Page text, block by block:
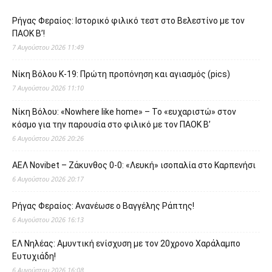
Ρήγας Φεραίος: Ιστορικό φιλικό τεστ στο Βελεστίνο με τον
ΠΑΟΚ Β’!
7 Αυγούστου 2026 11:49
Νίκη Βόλου Κ-19: Πρώτη προπόνηση και αγιασμός (pics)
7 Αυγούστου 2026 11:10
Νίκη Βόλου: «Nowhere like home» – Το «ευχαριστώ» στον
κόσμο για την παρουσία στο φιλικό με τον ΠΑΟΚ Β’
6 Αυγούστου 2026 20:26
ΑΕΛ Novibet – Ζάκυνθος 0-0: «Λευκή» ισοπαλία στο Καρπενήσι
6 Αυγούστου 2026 20:17
Ρήγας Φεραίος: Ανανέωσε ο Βαγγέλης Ράπτης!
6 Αυγούστου 2026 16:13
ΕΛ Νηλέας: Αμυντική ενίσχυση με τον 20χρονο Χαράλαμπο
Ευτυχιάδη!
6 Αυγούστου 2026 16:08